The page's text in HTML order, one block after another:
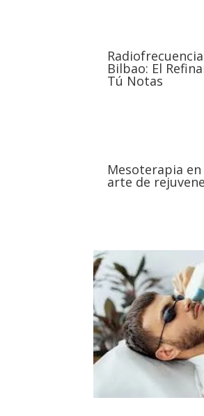
Bilbao: El
Tú Notas
Mesoterapia en
arte de